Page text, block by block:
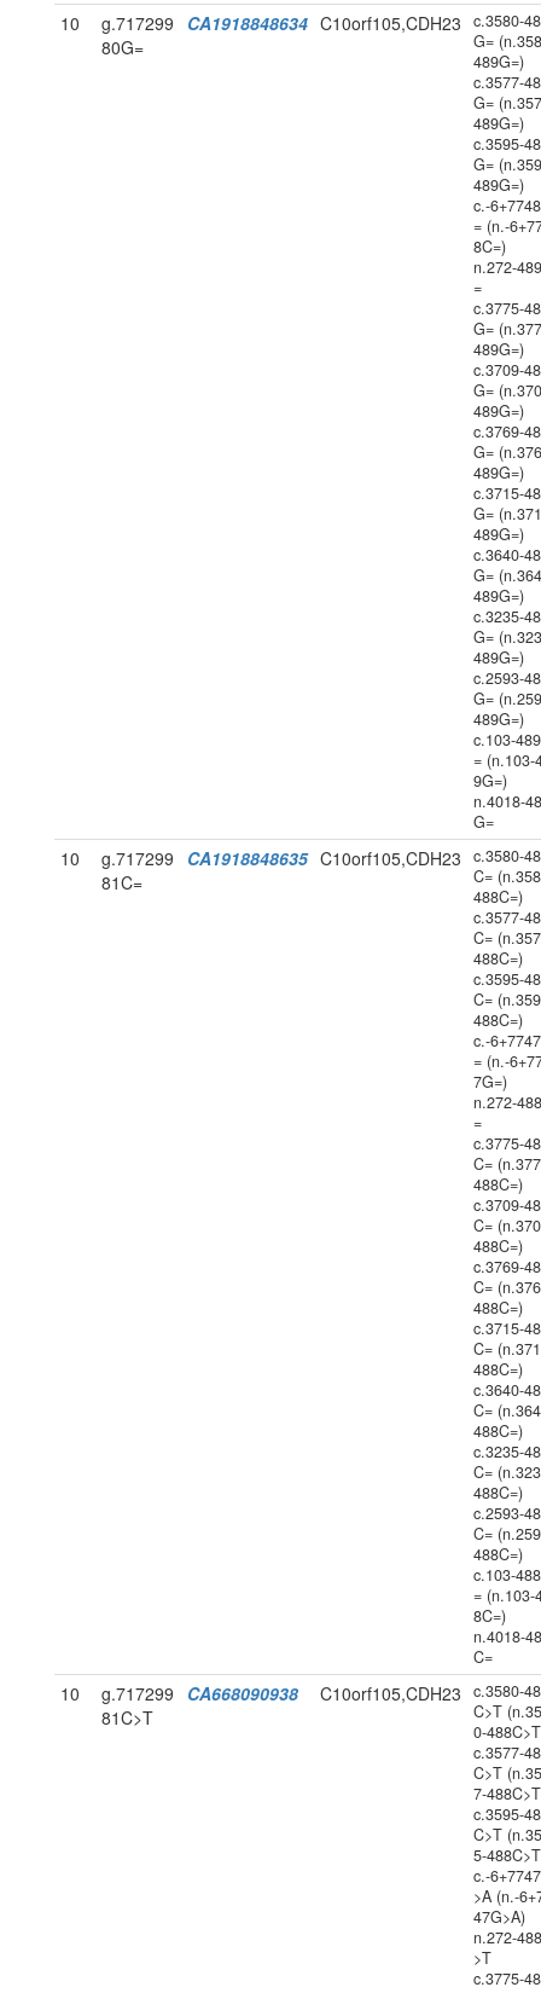
10
g.717299
80G=
CA1918848634 C10orf105,CDH23
c.3580-
G=
489G=)
c.3577-
G=
489G=)
c.3595-
G=
489G=)
c.-
= (n.-
8C=)
n.272-
=
c.3775-
G=
489G=)
c.3709-
G=
489G=)
c.3769-
G=
489G=)
c.3715-
G=
489G=)
c.3640-
G=
489G=)
c.3235-
G=
489G=)
c.2593-
G=
489G=)
c.103-
= (n.103-
9G=)
n.4018-
G=
10
g.717299
81C=
CA1918848635 C10orf105,CDH23
c.3580-
C=
488C=)
c.3577-
C=
488C=)
c.3595-
C=
488C=)
c.-
= (n.-
7G=)
n.272-
=
c.3775-
C=
488C=)
c.3709-
C=
488C=)
c.3769-
C=
488C=)
c.3715-
C=
488C=)
c.3640-
C=
488C=)
c.3235-
C=
488C=)
c.2593-
C=
488C=)
c.103-
= (n.103-
8C=)
n.4018-
C=
10
g.717299
81C>T
CA668090938 C10orf105,CDH23
c.3580-
C>T
0-
c.3577-
C>T
7-
c.3595-
C>T
5-
c.-
>A (n.-
47G>A)
n.272-
>T
c.3775-